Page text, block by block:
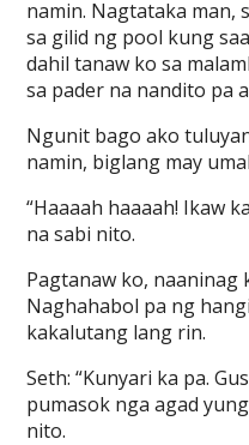
namin. Nagtataka man,
sa gilid ng pool kung
dahil tanaw ko sa
sa pader na nandito pa
Ngunit bago ako
namin, biglang may
“Haaaah haaaah! Ikaw
na sabi nito.
Pagtanaw ko, naaninag
Naghahabol pa ng
kakalutang lang rin.
Seth: “Kunyari ka pa.
pumasok nga agad
nito.